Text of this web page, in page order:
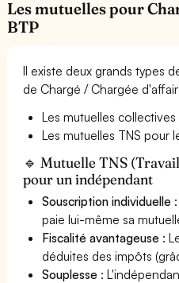
Les mutuelles pour
BTP
Il existe deux grands types
de Chargé / Chargée
Les mutuelles collectives
Les mutuelles TNS pour
🔹 Mutuelle TNS
pour un indépendant
Souscription individuelle
paie lui-même sa
Fiscalité avantageuse :
déduites des impôts
Souplesse :